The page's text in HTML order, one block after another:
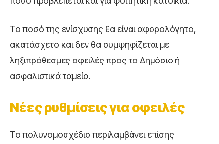
Το ποσό της ενίσχυσης θα είναι αφορολόγητο,
ακατάσχετο και δεν θα συμψηφίζεται με
ληξιπρόθεσμες οφειλές προς το Δημόσιο ή
ασφαλιστικά ταμεία.
Νέες ρυθμίσεις για οφειλές
Το πολυνομοσχέδιο περιλαμβάνει επίσης